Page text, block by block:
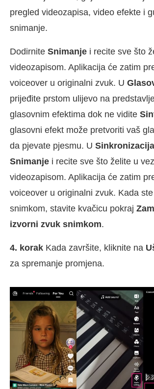
pregled videozapisa, video efekte i
snimanje.
Dodirnite Snimanje i recite sve što
videozapisom. Aplikacija će zatim
voiceover u originalni zvuk. U
prijeđite prstom ulijevo na
glasovnim efektima dok ne vidite
glasovni efekt može pretvoriti vaš
da pjevate pjesmu. U Sinkronizacija
Snimanje i recite sve što želite u
videozapisom. Aplikacija će zatim
voiceover u originalni zvuk. Kada
snimkom, stavite kvačicu pokraj
izvorni zvuk snimkom.
4. korak Kada završite, kliknite na
za spremanje promjena.